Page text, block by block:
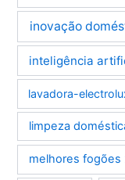
inovação
inteligência
lavadora-
limpeza
melhores fogões